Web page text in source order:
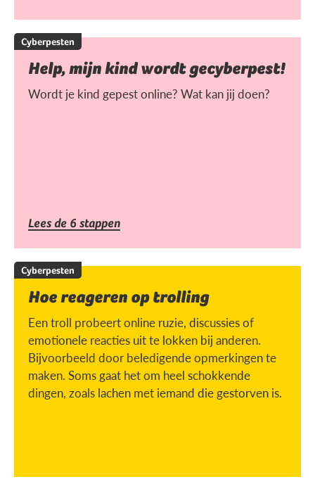
Cyberpesten
Help, mijn kind wordt gecyberpest!
Wordt je kind gepest online? Wat kan jij doen?
Lees de 6 stappen
Cyberpesten
Hoe reageren op trolling
Een troll probeert online ruzie, discussies of
emotionele reacties uit te lokken bij anderen.
Bijvoorbeeld door beledigende opmerkingen te
maken. Soms gaat het om heel schokkende
dingen, zoals lachen met iemand die gestorven is.